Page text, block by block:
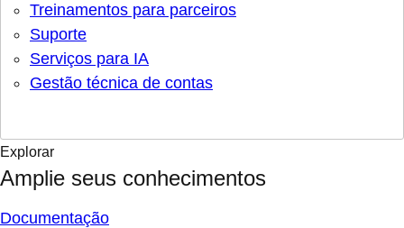
Treinamentos para parceiros
Suporte
Serviços para IA
Gestão técnica de contas
Explorar
Amplie seus conhecimentos
Documentação